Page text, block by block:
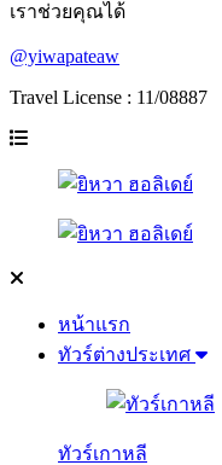
เราช่วยคุณได้
@yiwapateaw
Travel License : 11/08887
หน้าแรก
ทัวร์ต่างประเทศ
ทัวร์เกาหลี